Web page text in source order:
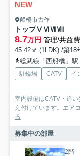
NEW
船橋市古作
トップⅤⅥⅦⅧ
8.7万円 管理/共益
45.42㎡ (1LDK) /築18
総武線「西船橋」駅
駐輪場 CATV イ
室内設備はCATV・追
え付けています。エア
る
募集中の部屋
2階